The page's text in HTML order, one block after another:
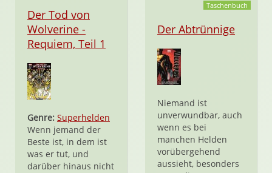
Der Tod von
Wolverine -
Requiem, Teil 1
Genre: Superhelden
Wenn jemand der
Beste ist, in dem ist
was er tut, und
darüber hinaus nicht
Taschenbuch
Der Abtrünnige
Niemand ist
unverwundbar, auch
wenn es bei
manchen Helden
vorübergehend
aussieht, besonders